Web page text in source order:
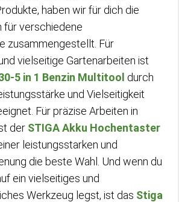
haben wir für dich die
für verschiedene
zusammengestellt. Für
vielseitige Gartenarbeiten ist
5 in 1 Benzin Multitool durch
und Vielseitigkeit
Für präzise Arbeiten in
der STIGA Akku Hochentaster
leistungsstarken und
die beste Wahl. Und wenn du
ein vielseitiges und
Werkzeug legst, ist das Stiga